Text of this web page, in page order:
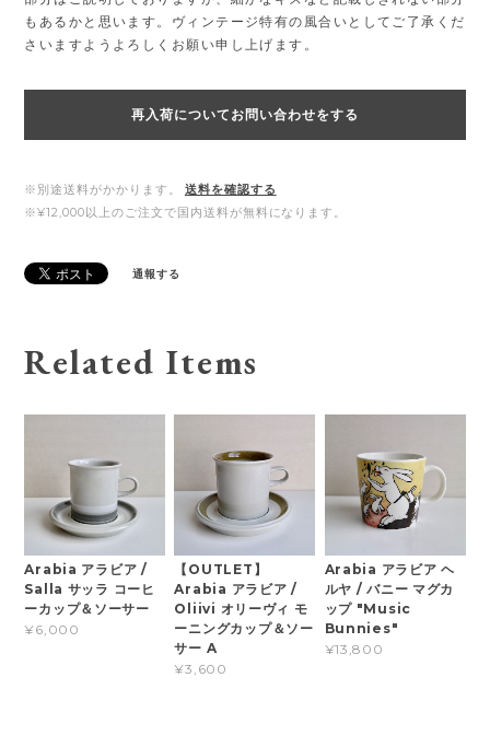
もあるかと思います。ヴィンテージ特有の風合いとしてご了承くだ
さいますようよろしくお願い申し上げます。
再入荷についてお問い合わせをする
※別途送料がかかります。
送料を確認する
※¥12,000以上のご注文で国内送料が無料になります。
通報する
Related Items
Arabia アラビア /
Salla サッラ コーヒ
ーカップ＆ソーサー
¥6,000
【OUTLET】
Arabia アラビア /
Oliivi オリーヴィ モ
ーニングカップ＆ソー
サー A
¥3,600
Arabia アラビア ヘ
ルヤ / バニー マグカ
ップ "Music
Bunnies"
¥13,800